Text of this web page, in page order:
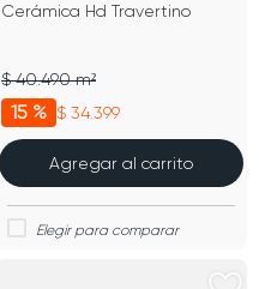
Cerámica Hd Travertino
15 % $ 34.399
$ 40.490 m²
Agregar al carrito